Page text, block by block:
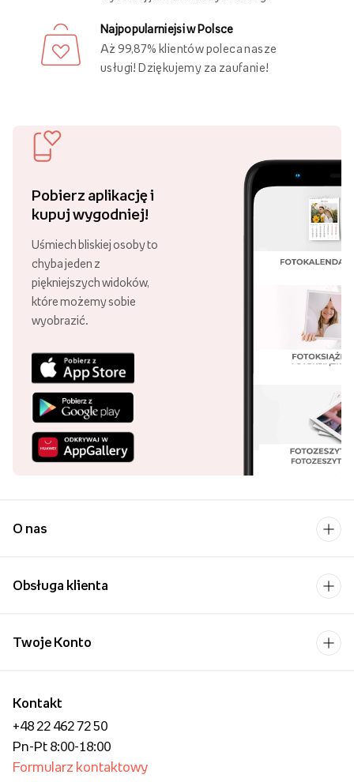
Darmowa dostawa
Złóż zamówienie za minimum 89 zł
Lata doświadczenia są gwarancją
wysokiej jakości naszych usług.
Aż 99,87% klientów poleca nasze
usługi! Dziękujemy za zaufanie!
Pobierz aplikację i
kupuj wygodniej!
które możemy sobie